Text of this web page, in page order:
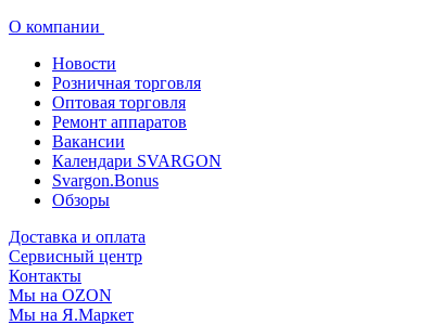
О компании
Новости
Розничная торговля
Оптовая торговля
Ремонт аппаратов
Вакансии
Календари SVARGON
Svargon.Bonus
Обзоры
Доставка и оплата
Сервисный центр
Контакты
Мы на OZON
Мы на Я.Маркет